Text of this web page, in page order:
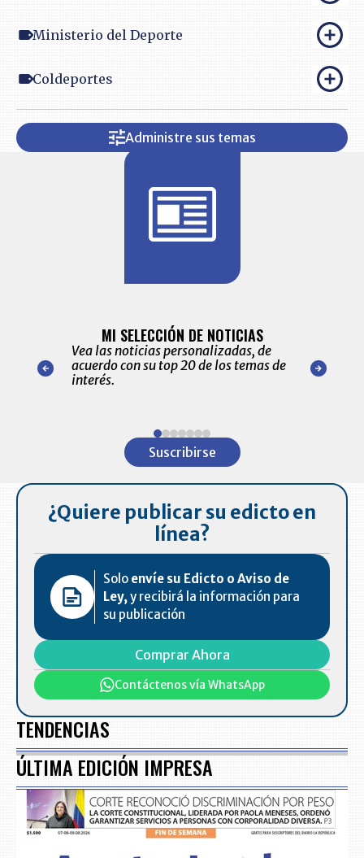
Ministerio del Deporte
Coldeportes
Administre sus temas
nuestro
para
MI SELECCIÓN DE NOTICIAS
Vea las noticias personalizadas, de
acuerdo con su top 20 de los temas de
interés.
de las
Suscribirse
¿Quiere publicar su edicto en
línea?
Solo envíe su Edicto o Aviso de
Ley,y recibirá la información para
su publicación
Comprar Ahora
Contáctenos vía WhatsApp
TENDENCIAS
ÚLTIMA EDICIÓN IMPRESA